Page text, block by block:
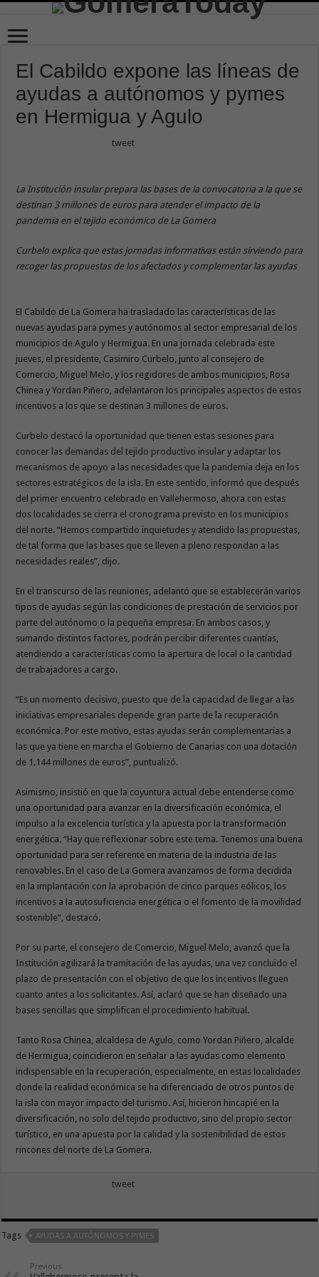
El Cabildo expone las líneas de
ayudas a autónomos y pymes
en Hermigua y Agulo
tweet
La Institución insular prepara las bases de la convocatoria a la que se
destinan 3 millones de euros para atender el impacto de la
pandemia en el tejido económico de La Gomera
Curbelo explica que estas jornadas informativas están sirviendo para
recoger las propuestas de los afectados y complementar las ayudas
El Cabildo de La Gomera ha trasladado las características de las
nuevas ayudas para pymes y autónomos al sector empresarial de los
municipios de Agulo y Hermigua. En una jornada celebrada este
jueves, el presidente, Casimiro Curbelo, junto al consejero de
Comercio, Miguel Melo, y los regidores de ambos municipios, Rosa
Chinea y Yordan Piñero, adelantaron los principales aspectos de estos
incentivos a los que se destinan 3 millones de euros.
Curbelo destacó la oportunidad que tienen estas sesiones para
conocer las demandas del tejido productivo insular y adaptar los
mecanismos de apoyo a las necesidades que la pandemia deja en los
sectores estratégicos de la isla. En este sentido, informó que después
del primer encuentro celebrado en Vallehermoso, ahora con estas
dos localidades se cierra el cronograma previsto en los municipios
del norte. “Hemos compartido inquietudes y atendido las propuestas,
de tal forma que las bases que se lleven a pleno respondan a las
necesidades reales”, dijo.
En el transcurso de las reuniones, adelantó que se establecerán varios
tipos de ayudas según las condiciones de prestación de servicios por
parte del autónomo o la pequeña empresa. En ambos casos, y
sumando distintos factores, podrán percibir diferentes cuantías,
atendiendo a características como la apertura de local o la cantidad
de trabajadores a cargo.
“Es un momento decisivo, puesto que de la capacidad de llegar a las
iniciativas empresariales depende gran parte de la recuperación
económica. Por este motivo, estas ayudas serán complementarias a
las que ya tiene en marcha el Gobierno de Canarias con una dotación
de 1.144 millones de euros”, puntualizó.
Asimismo, insistió en que la coyuntura actual debe entenderse como
una oportunidad para avanzar en la diversificación económica, el
impulso a la excelencia turística y la apuesta por la transformación
energética. “Hay que reflexionar sobre este tema. Tenemos una buena
oportunidad para ser referente en materia de la industria de las
renovables. En el caso de La Gomera avanzamos de forma decidida
en la implantación con la aprobación de cinco parques eólicos, los
incentivos a la autosuficiencia energética o el fomento de la movilidad
sostenible”, destacó.
Por su parte, el consejero de Comercio, Miguel Melo, avanzó que la
Institución agilizará la tramitación de las ayudas, una vez concluido el
plazo de presentación con el objetivo de que los incentivos lleguen
cuanto antes a los solicitantes. Así, aclaró que se han diseñado una
bases sencillas que simplifican el procedimiento habitual.
Tanto Rosa Chinea, alcaldesa de Agulo, como Yordan Piñero, alcalde
de Hermigua, coincidieron en señalar a las ayudas como elemento
indispensable en la recuperación, especialmente, en estas localidades
donde la realidad económica se ha diferenciado de otros puntos de
la isla con mayor impacto del turismo. Así, hicieron hincapié en la
diversificación, no solo del tejido productivo, sino del propio sector
turístico, en una apuesta por la calidad y la sostenibilidad de estos
rincones del norte de La Gomera.
tweet
Tags AYUDAS A AUTÓNOMOS Y PYMES
Previous